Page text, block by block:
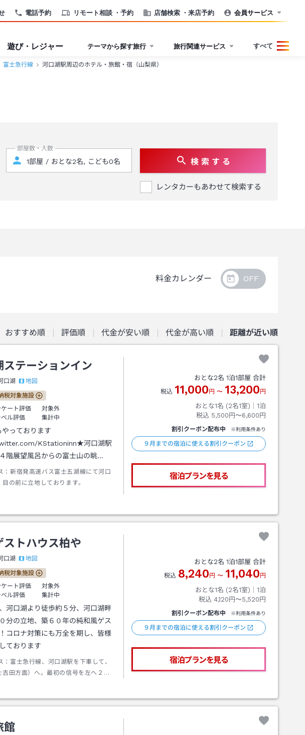
電話予約 リモート相談 ・予約 店舗検索 ・来店予約 会員サービス
遊び・レジャー テーマから探す旅行 旅行関連サービス すべて
富士急行線 河口湖駅周辺のホテル・旅館・宿（山梨県）
部屋数・人数
検 索 す る
レンタカーもあわせて検索する
料金カレンダー
おすすめ順 評価順 代金が安い順 代金が高い順 距離が近い順
ステーションイン
口湖 地図
税対象施設
ート評価
対象外
ル評価
集計中
っております
KStationinn★河口湖駅
階展望風呂からの富士山の眺…
： 新宿発高速バス富士五湖線にて河口
の前に立地しております。
おとな2名 1泊1部屋 合計
税込 11,000 円 〜 13,200 円
おとな1名 (2名1室)｜ 1泊
税込 5,500円〜6,600円
割引クーポン配布中 ※利用条件あり
９月までの宿泊に使える割引クーポン
宿泊プランを見る
ストハウス柏や
口湖 地図
税対象施設
ート評価
対象外
ル評価
集計中
河口湖より徒歩約５分、河口湖畔
分の立地、築６０年の純和風ゲス
コロナ対策にも万全を期し、皆様
ております
： 富士急行線、河口湖駅を下車して、
吉田方面）へ。最初の信号を左へ２０
おとな2名 1泊1部屋 合計
税込 8,240 円 〜 11,040 円
おとな1名 (2名1室)｜ 1泊
税込 4,120円〜5,520円
割引クーポン配布中 ※利用条件あり
９月までの宿泊に使える割引クーポン
宿泊プランを見る
館